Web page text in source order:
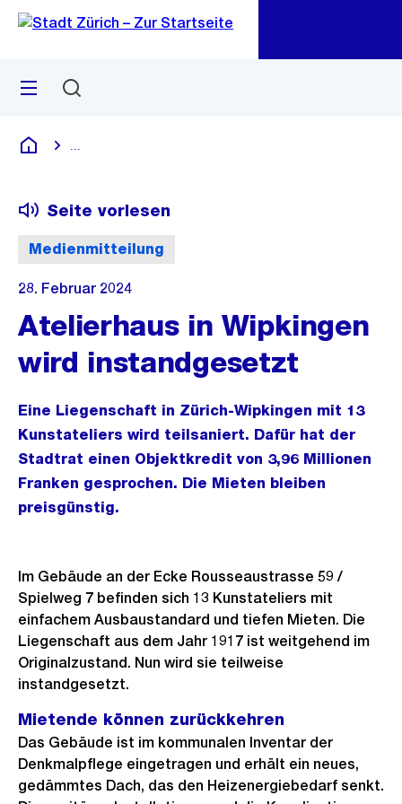
Navigation
Sprunglink
Menü
Deutsch
Medienmitteilung
Seite vorlesen
28. Februar 2024
Atelierhaus in Wipkingen
wird instandgesetzt
Eine Liegenschaft in Zürich-Wipkingen mit 13
Kunstateliers wird teilsaniert. Dafür hat der
Stadtrat einen Objektkredit von 3,96 Millionen
Franken gesprochen. Die Mieten bleiben
preisgünstig.
Im Gebäude an der Ecke Rousseaustrasse 59 /
Spielweg 7 befinden sich 13 Kunstateliers mit
einfachem Ausbaustandard und tiefen Mieten. Die
Liegenschaft aus dem Jahr 1917 ist weitgehend im
Originalzustand. Nun wird sie teilweise
instandgesetzt.
Mietende können zurückkehren
Das Gebäude ist im kommunalen Inventar der
Denkmalpflege eingetragen und erhält ein neues,
gedämmtes Dach, das den Heizenergiebedarf senkt.